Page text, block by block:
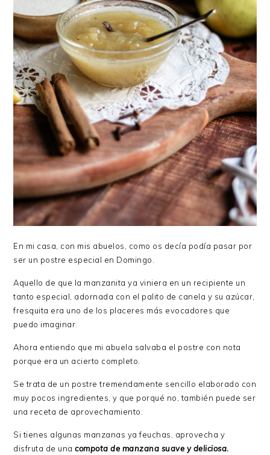
En mi casa, con mis abuelos, como os decía podía pasar por
ser un postre especial en Domingo.
Aquello de que la manzanita ya viniera en un recipiente un
tanto especial, adornada con el palito de canela y su azúcar,
fresquita era uno de los placeres más evocadores que
puedo imaginar.
Ahora entiendo que mi abuela salvaba el postre con nota
porque era un acierto completo.
Se trata de un postre tremendamente sencillo elaborado con
muy pocos ingredientes, y que porqué no, también puede ser
una receta de aprovechamiento.
Si tienes algunas manzanas ya feuchas, aprovecha y
disfruta de unacompota de manzana suave y deliciosa.